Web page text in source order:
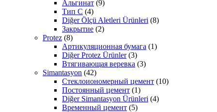
Альгинат (9)
Тип С (4)
Diğer Ölçü Aletleri Ürünleri (8)
Закрытие (2)
Protez (8)
Артикуляционная бумага (1)
Diğer Protez Ürünler (3)
Втягивающая веревка (3)
Simantasyon (42)
Стеклоиономерный цемент (10)
Постоянный цемент (1)
Diğer Simantasyon Ürünleri (4)
Временный цемент (5)